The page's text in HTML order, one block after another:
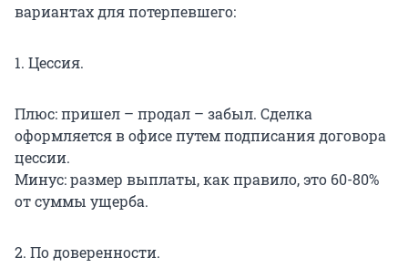
вариантах для потерпевшего:
1. Цессия.
Плюс: пришел – продал – забыл. Сделка
оформляется в офисе путем подписания договора
цессии.
Минус: размер выплаты, как правило, это 60-80%
от суммы ущерба.
2. По доверенности.